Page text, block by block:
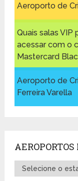
Aeroporto de
Quais salas VIP
acessar com o
Mastercard
Aeroporto de
Ferreira Varella
AEROPORTOS
Aeroportos
por